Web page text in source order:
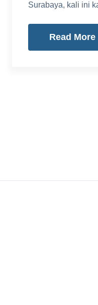
Surabaya, kali ini
Read More